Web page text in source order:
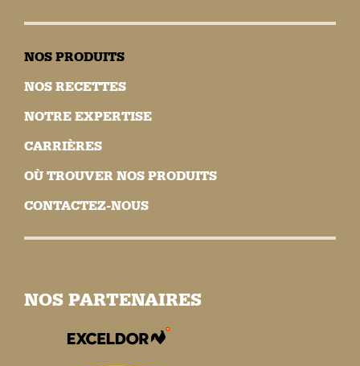
NOS PRODUITS
NOS RECETTES
NOTRE EXPERTISE
CARRIÈRES
OÙ TROUVER NOS PRODUITS
CONTACTEZ-NOUS
NOS PARTENAIRES